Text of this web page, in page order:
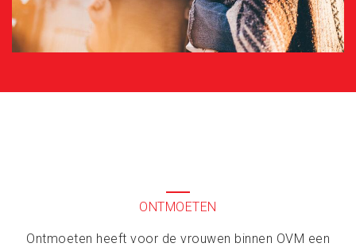
ONTMOETEN
Ontmoeten heeft voor de vrouwen binnen OVM een